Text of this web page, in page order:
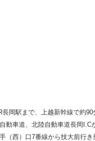
岡駅まで、上越新幹線で約90
動車道、北陸自動車道長岡I.C
（西）口7番線から技大前行